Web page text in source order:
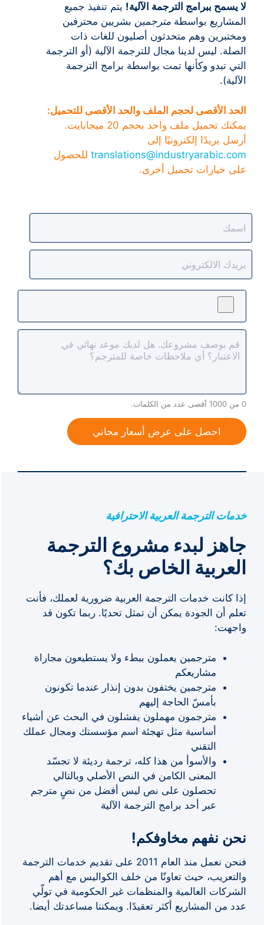
لا يسمح ببرامج الترجمة الآلية! يتم تنفيذ جميع
المشاريع بواسطة مترجمين بشريين محترفين
ومختبرين وهم متحدثون أصليون للغات ذات
الصلة. ليس لدينا مجال للترجمة الآلية (أو الترجمة
التي تبدو وكأنها تمت بواسطة برامج الترجمة
الآلية).
الحد الأقصى لحجم الملف والحد الأقصى للتحميل:
يمكنك تحميل ملف واحد بحجم 20 ميجابايت.
أرسل بريدًا إلكترونيًا إلى
translations@industryarabic.com للحصول
على خيارات تحميل أخرى.
0 من 1000 أقصى عدد من الكلمات.
احصل على عرض أسعار مجاني
خدمات الترجمة العربية الاحترافية
جاهز لبدء مشروع الترجمة
العربية الخاص بك؟
إذا كانت خدمات الترجمة العربية ضرورية لعملك، فأنت
تعلم أن الجودة يمكن أن تمثل تحديًا. ربما تكون قد
واجهت:
مترجمين يعملون ببطء ولا يستطيعون مجاراة
مشاريعكم
مترجمين يختفون بدون إنذار عندما تكونون
بأمسّ الحاجة إليهم
مترجمون مهملون يفشلون في البحث عن أشياء
أساسية مثل تهجئة اسم مؤسستك ومجال عملك
التقني
والأسوأ من هذا كله، ترجمة رديئة لا تجسّد
المعنى الكامن في النص الأصلي وبالتالي
تحصلون على نص ليس أفضل من نصٍ مترجم
عبر أحد برامج الترجمة الآلية
نحن نفهم مخاوفكم!
فنحن نعمل منذ العام 2011 على تقديم خدمات الترجمة
والتعريب، حيث تعاونّا من خلف الكواليس مع أهم
الشركات العالمية والمنظمات غير الحكومية في تولّي
عدد من المشاريع أكثر تعقيدًا. ويمكننا مساعدتك أيضا.